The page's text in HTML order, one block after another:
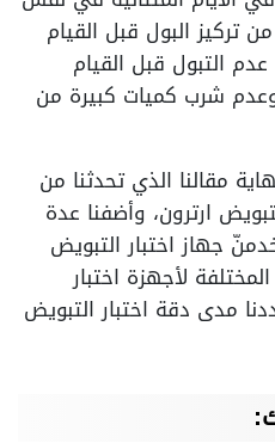
تركيز البول قبل القيام
عدم التبول قبل القيام
وعدم شرب كميات كبيرة من
مقالنا الذي تحدثنا من
ارترون، وأضفنا عدة
جهاز اختبار التبويض
لأجهزة اختبار
مدى دقة اختبار التبويض